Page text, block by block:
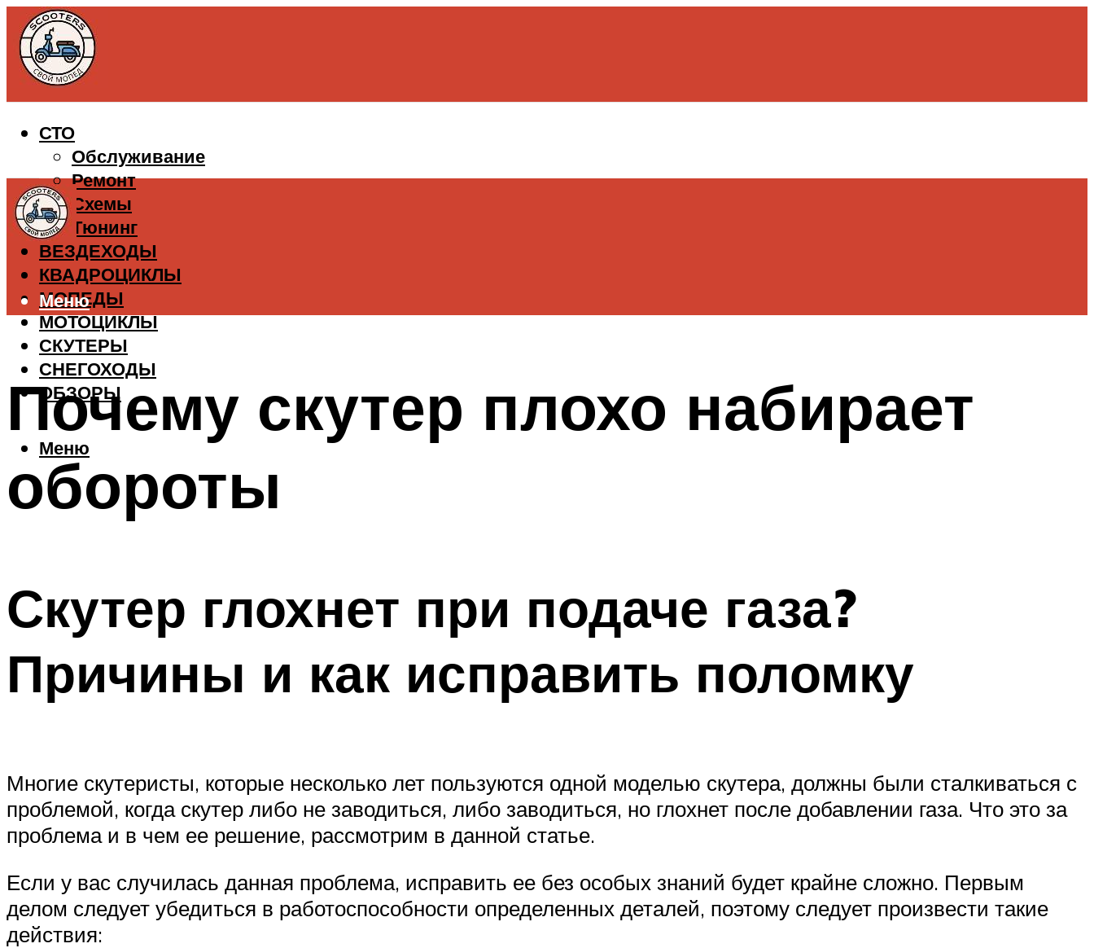
СТО
Обслуживание
Ремонт
Схемы
Тюнинг
ВЕЗДЕХОДЫ
КВАДРОЦИКЛЫ
МОПЕДЫ
МОТОЦИКЛЫ
СКУТЕРЫ
СНЕГОХОДЫ
ОБЗОРЫ
Меню
Меню
Почему скутер плохо набирает
обороты
Скутер глохнет при подаче газа?
Причины и как исправить поломку
Многие скутеристы, которые несколько лет пользуются одной моделью скутера, должны были сталкиваться с
проблемой, когда скутер либо не заводиться, либо заводиться, но глохнет после добавлении газа. Что это за
проблема и в чем ее решение, рассмотрим в данной статье.
Если у вас случилась данная проблема, исправить ее без особых знаний будет крайне сложно. Первым
делом следует убедиться в работоспособности определенных деталей, поэтому следует произвести такие
действия: